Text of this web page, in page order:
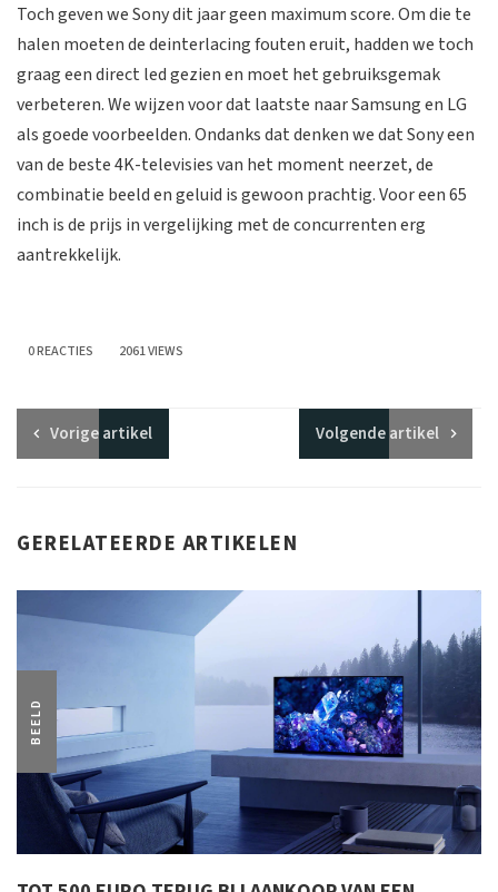
Toch geven we Sony dit jaar geen maximum score. Om die te
halen moeten de deinterlacing fouten eruit, hadden we toch
graag een direct led gezien en moet het gebruiksgemak
verbeteren. We wijzen voor dat laatste naar Samsung en LG
als goede voorbeelden. Ondanks dat denken we dat Sony een
van de beste 4K-televisies van het moment neerzet, de
combinatie beeld en geluid is gewoon prachtig. Voor een 65
inch is de prijs in vergelijking met de concurrenten erg
aantrekkelijk.
0 REACTIES 2061 VIEWS
Vorigeartikel Volgendeartikel
GERELATEERDE ARTIKELEN
BEELD